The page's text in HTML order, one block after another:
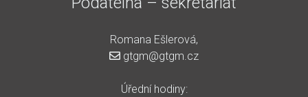
Romana Ešlerová,
gtgm@gtgm.cz
Úřední hodiny: